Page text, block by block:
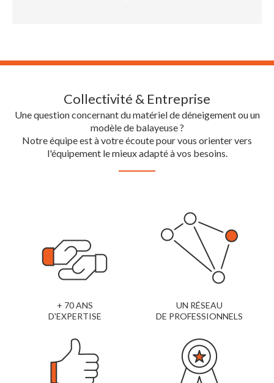
Collectivité & Entreprise
Une question concernant du matériel de déneigement ou un
modèle de balayeuse ?
Notre équipe est à votre écoute pour vous orienter vers
l'équipement le mieux adapté à vos besoins.
+ 70 ANS
D'EXPERTISE
UN RÉSEAU
DE PROFESSIONNELS